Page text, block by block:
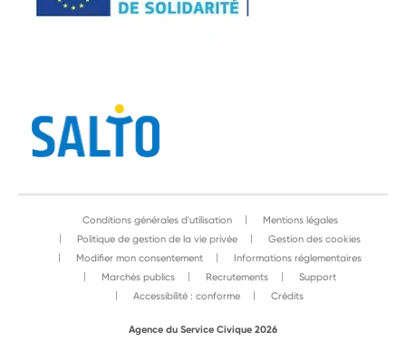
Conditions générales d'utilisation
Mentions légales
Politique de gestion de la vie privée
Gestion des cookies
Modifier mon consentement
Informations réglementaires
Marchés publics
Recrutements
Support
Accessibilité : conforme
Crédits
Agence du Service Civique 2026